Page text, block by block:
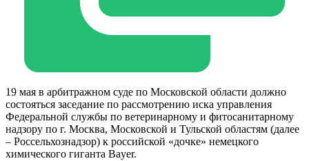
19 мая в арбитражном суде по Московской области должно
состояться заседание по рассмотрению иска управления
Федеральной службы по ветеринарному и фитосанитарному
надзору по г. Москва, Московской и Тульской областям (далее
– Россельхознадзор) к российской «дочке» немецкого
химического гиганта Bayer.